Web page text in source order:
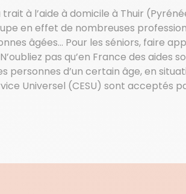
trait à l’aide à domicile à Thuir
en effet de nombreuses
âgées… Pour les séniors, faire
pas qu’en France des
personnes d’un certain âge, en
Universel (CESU) sont acceptés